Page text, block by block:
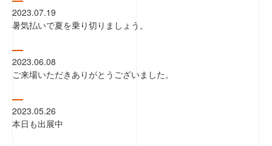
Company
Recruit
SDGs・CSR
2023.07.19
暑気払いで夏を乗り切りましょう。
2023.06.08
ご来場いただきありがとうございました。
2023.05.26
本日も出展中